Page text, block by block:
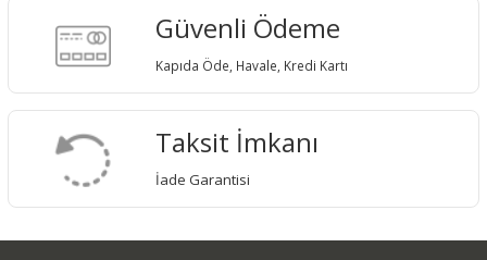
Güvenli Ödeme
Kapıda Öde, Havale, Kredi Kartı
Taksit İmkanı
İade Garantisi